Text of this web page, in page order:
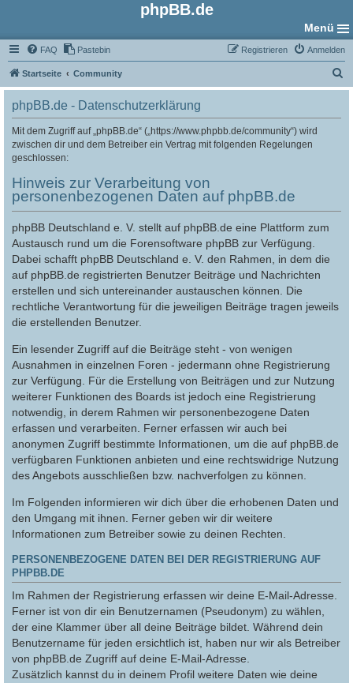
phpBB.de
Menü
FAQ Pastebin Anmelden
Registrieren
Startseite Community
u
phpBB.de - Datenschutzerklärung
Mit dem Zugriff auf „phpBB.de“ („https://www.phpbb.de/community“) wird
zwischen dir und dem Betreiber ein Vertrag mit folgenden Regelungen
geschlossen:
Hinweis zur Verarbeitung von
personenbezogenen Daten auf phpBB.de
phpBB Deutschland e. V. stellt auf phpBB.de eine Plattform zum
Austausch rund um die Forensoftware phpBB zur Verfügung.
Dabei schafft phpBB Deutschland e. V. den Rahmen, in dem die
auf phpBB.de registrierten Benutzer Beiträge und Nachrichten
erstellen und sich untereinander austauschen können. Die
rechtliche Verantwortung für die jeweiligen Beiträge tragen jeweils
die erstellenden Benutzer.
Ein lesender Zugriff auf die Beiträge steht - von wenigen
Ausnahmen in einzelnen Foren - jedermann ohne Registrierung
zur Verfügung. Für die Erstellung von Beiträgen und zur Nutzung
weiterer Funktionen des Boards ist jedoch eine Registrierung
notwendig, in derem Rahmen wir personenbezogene Daten
erfassen und verarbeiten. Ferner erfassen wir auch bei
anonymen Zugriff bestimmte Informationen, um die auf phpBB.de
verfügbaren Funktionen anbieten und eine rechtswidrige Nutzung
des Angebots ausschließen bzw. nachverfolgen zu können.
Im Folgenden informieren wir dich über die erhobenen Daten und
den Umgang mit ihnen. Ferner geben wir dir weitere
Informationen zum Betreiber sowie zu deinen Rechten.
PERSONENBEZOGENE DATEN BEI DER REGISTRIERUNG AUF
PHPBB.DE
Im Rahmen der Registrierung erfassen wir deine E-Mail-Adresse.
Ferner ist von dir ein Benutzernamen (Pseudonym) zu wählen,
der eine Klammer über all deine Beiträge bildet. Während dein
Benutzername für jeden ersichtlich ist, haben nur wir als Betreiber
von phpBB.de Zugriff auf deine E-Mail-Adresse.
Zusätzlich kannst du in deinem Profil weitere Daten wie deine